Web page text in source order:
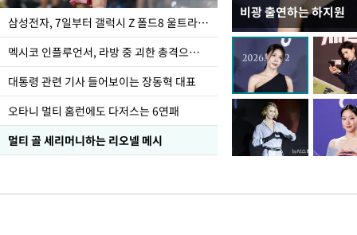
삼성전자, 7일부터 갤럭시 Z 폴드8 울트라·폴드8·플립8 출시
멕시코 인플루언서, 라방 중 괴한 총격으로 사망
대통령 관련 기사 들어보이는 장동혁 대표
오타니 멀티 홈런에도 다저스는 6연패
멀티 골 세리머니하는 리오넬 메시
비광 출연하는 하지원
이재명 대통령, "수사
선 다해 강구해야"